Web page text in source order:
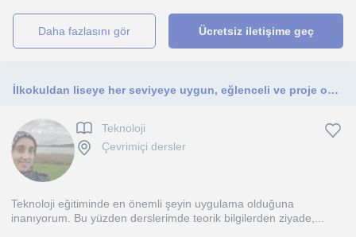
daha fazlasını gör Ücretsiz iletişime geç
İlkokuldan liseye her seviyeye uygun, eğlenceli ve proje odaklı teknoloji ve kodlama dersleri veriyorum.
Teknoloji
Çevrimiçi dersler
Teknoloji eğitiminde en önemli şeyin uygulama olduğuna
inanıyorum. Bu yüzden derslerimde teorik bilgilerden ziyade,...